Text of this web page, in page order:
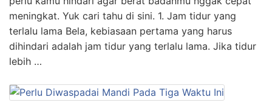
meningkat. Yuk cari tahu di sini. 1. Jam tidur yang
terlalu lama Bela, kebiasaan pertama yang harus
dihindari adalah jam tidur yang terlalu lama. Jika tidur
lebih …